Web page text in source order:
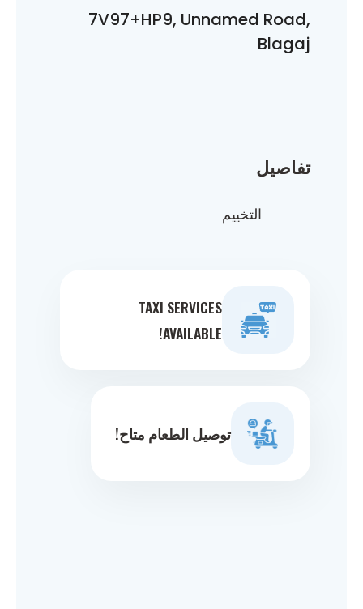
تفاصيل
التخييم
TAXI SERVICES
AVAILABLE!
توصيل الطعام متاح!
7V97+HP9, Unnamed Road,
Blagaj